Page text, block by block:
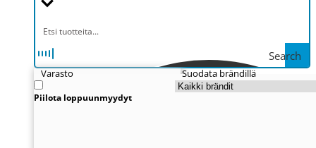
Search
Varasto
Piilota loppuunmyydyt
Suodata brändillä